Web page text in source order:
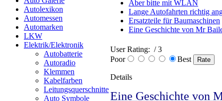
Autolexikon
Automessen
Automarken
LKW
Elektrik/Elektronik
Autobatterie
Autoradio
Klemmen
Kabelfarben
Leitungsquerschnitte
Auto Symbole
Aber bitte mit WLAN
Lange Autofahrten richtig
Ersatzteile für Baumaschinen
Eine Geschichte von Mr
User Rating: / 3
Poor
Best
Details
Eine Geschichte von